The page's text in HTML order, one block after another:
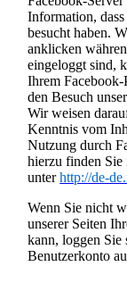
Information,
besucht haben.
anklicken
eingeloggt sind,
Ihrem
den Besuch
Wir weisen
Kenntnis vom
Nutzung durch
hierzu finden Sie
unterhttp://de-
Wenn Sie nicht
unserer Seiten
kann, loggen Sie
Benutzerkonto